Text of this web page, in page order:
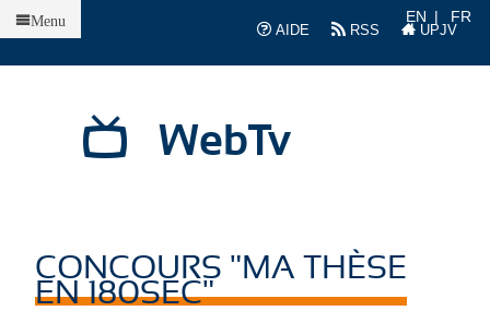
AIDE
RSS UPJV
EN FR
WebTv
Menu
CONCOURS "MA THÈSE
EN 180SEC"